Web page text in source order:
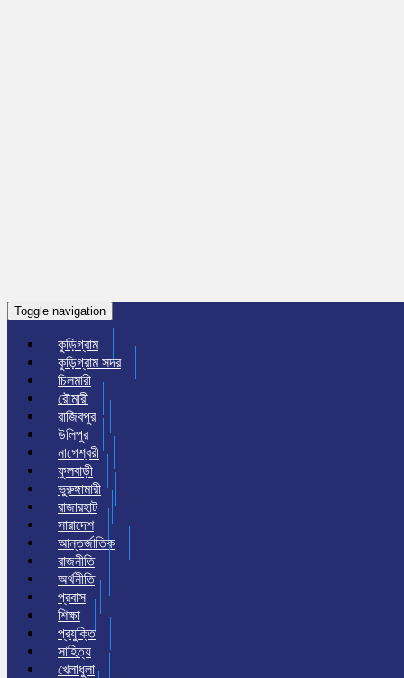
Toggle navigation
কুড়িগ্রাম
কুড়িগ্রাম সদর
চিলমারী
রৌমারী
রাজিবপুর
উলিপুর
নাগেশ্বরী
ফুলবাড়ী
ভুরুঙ্গামারী
রাজারহাট
সারাদেশ
আন্তর্জাতিক
রাজনীতি
অর্থনীতি
প্রবাস
শিক্ষা
প্রযুক্তি
সাহিত্য
খেলাধুলা